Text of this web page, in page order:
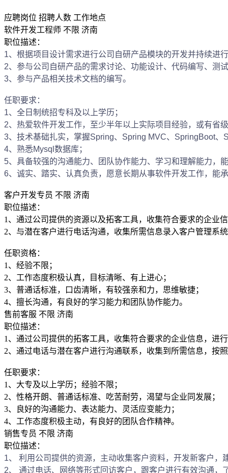
应聘岗位 招聘人数 工作地点
软件开发工程师 不限 济南
职位描述：
1、根据项目设计需求进行公司自研产品模块的开发并持续进
2、参与公司自研产品的需求讨论、功能设计、代码编写、测
3、参与产品相关技术文档的编写。
任职要求：
1、全日制统招专科及以上学历；
2、热爱软件开发工作，至少半年以上实际项目经验，或有省
3、技术基础扎实，掌握Spring、Spring MVC、SpringBoot、
4、熟悉Mysql数据库；
5、具备较强的沟通能力、团队协作能力、学习和理解能力，
6、诚实、踏实、认真负责，愿意长期从事软件开发工作，能
客户开发专员 不限 济南
职位描述：
1、通过公司提供的资源以及拓客工具，收集符合要求的企业
2、与潜在客户进行电话沟通，收集所需信息录入客户管理系
任职资格：
1、经验不限；
2、工作态度积极认真，目标清晰、有上进心；
3、普通话标准，口齿清晰，有较强亲和力，思维敏捷；
4、擅长沟通，有良好的学习能力和团队协作能力。
售前客服 不限 济南
职位描述：
1、通过公司提供的拓客工具，收集符合要求的企业信息，进
2、通过电话与潜在客户进行沟通联系，收集到所需信息，按
任职要求：
1、大专及以上学历；经验不限；
2、性格开朗、普通话标准、吃苦耐劳，渴望与企业同发展；
3、良好的沟通能力、表达能力、灵活应变能力；
4、工作态度积极主动，有良好的团队合作精神。
销售专员 不限 济南
职位描述：
1、 利用公司提供的资源，主动收集客户资料，开发新客户，
2、 通过电话、网络等形式回访客户，跟客户进行有效沟通